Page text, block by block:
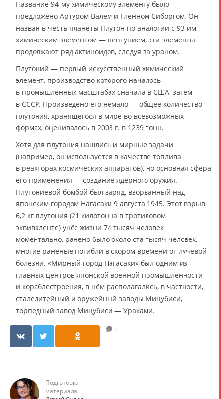
Название 94-му химическому элементу было
предложено Артуром Валем и Гленном Сиборгом. Он
назван в честь планеты Плутон по аналогии с 93-им
химическим элементом — нептунием, эти элементы
продолжают ряд актиноидов, следуя за ураном.
Плутоний — первый искусственный химический
элемент, производство которого началось
в промышленных масштабах сначала в США, затем
в СССР. Произведено его немало — общее количество
плутония, хранящегося в мире во всевозможных
формах, оценивалось в 2003 г. в 1239 тонн.
Хотя для плутония нашлись и мирные задачи
(например, он используется в качестве топлива
в реакторах космических аппаратов), но основная сфера
его применения — создание ядерного оружия.
Плутониевой бомбой был заряд, взорванный над
японским городом Нагасаки 9 августа 1945. Этот взрыв
6,2 кг плутония (21 килотонна в тротиловом
эквиваленте) унёс жизни 74 тысяч человек
моментально, ранено было около ста тысяч человек,
многие раненые погибли в скором времени от лучевой
болезни. «Мирный город Нагасаки» был одним из
главных центров японской военной промышленности
и кораблестроения, в нём располагались, в частности,
сталелитейный и оружейный заводы Мицубиси,
торпедный завод Мицубиси — Ураками.
1
Подготовка
материала